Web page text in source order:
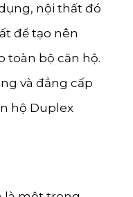
nội thất đó
để tạo nên
bộ căn hộ.
và đẳng cấp
hộ Duplex